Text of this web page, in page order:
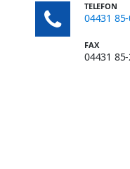
TELEFON
04431
FAX
04431